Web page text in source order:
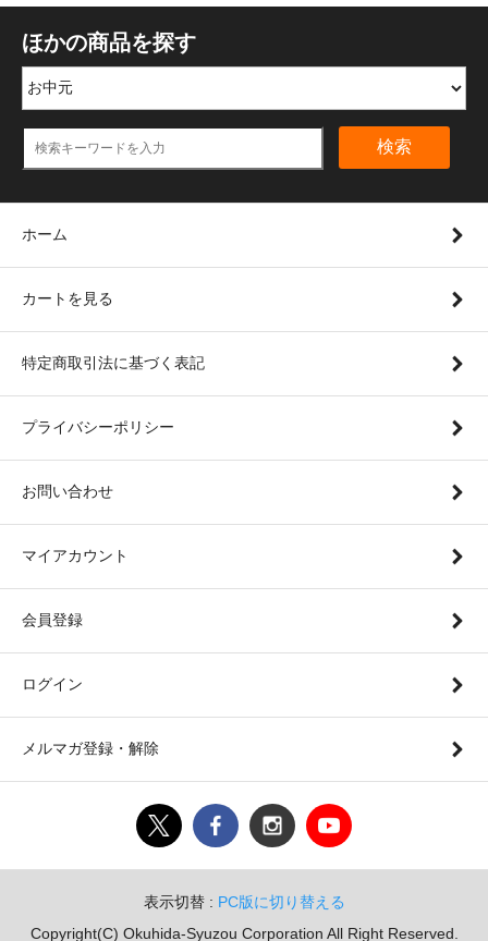
ほかの商品を探す
検索
ホーム
カートを見る
特定商取引法に基づく表記
プライバシーポリシー
お問い合わせ
マイアカウント
会員登録
ログイン
メルマガ登録・解除
表示切替 : PC版に切り替える
Copyright(C) Okuhida-Syuzou Corporation All Right Reserved.